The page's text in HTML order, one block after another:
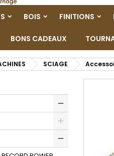
BOIS FINITIONS
BONS CADEAUX
SCIAGE